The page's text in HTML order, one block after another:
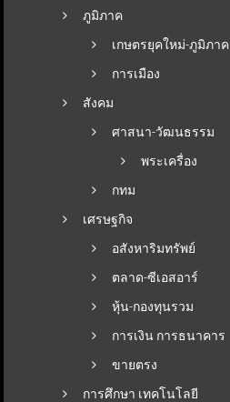
ภูมิภาค
เกษตรยุคใหม่-ภูมิภาค
การเมือง
สังคม
ศาสนา-วัฒนธรรม
พระเครื่อง
กทม
เศรษฐกิจ
อสังหาริมทรัพย์
ตลาด-ซีเอสอาร์
หุ้น-กองทุนรวม
การเงิน การธนาคาร
ขายตรง
การศึกษา เทคโนโลยี